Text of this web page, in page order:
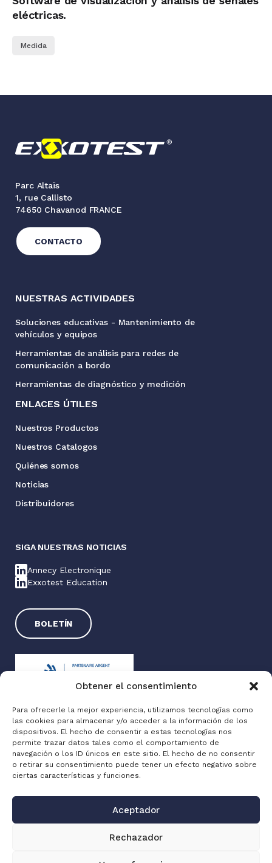
Obtener el consentimiento
Para ofrecerle la mejor experiencia, utilizamos tecnologías como
las cookies para almacenar y/o acceder a la información de los
dispositivos. El hecho de consentir a estas tecnologías nos
permite trazar datos tales como el comportamiento de
navegación o los ID únicos en este sitio. El hecho de no consentir
o retirar su consentimiento puede tener un efecto negativo sobre
ciertas características y funciones.
Aceptador
Rechazador
eléctricas.
Medida
Parc Altaïs
1, rue Callisto
74650 Chavanod FRANCE
CONTACTO
NUESTRAS ACTIVIDADES
Soluciones educativas - Mantenimiento de
vehículos y equipos
Herramientas de análisis para redes de
comunicación a bordo
Herramientas de diagnóstico y medición
ENLACES ÚTILES
Nuestros Productos
Nuestros Catalogos
Quiénes somos
Noticias
Distribuidores
SIGA NUESTRAS NOTICIAS
Annecy Electronique
Exxotest Education
BOLETÍN
Exxotest® 2025
Información jurídica
Política de privacidad
Made with love byAltimax